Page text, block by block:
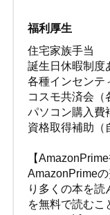
福利厚生
住宅家族手当
誕生日休暇制度
各種インセンテ
コスモ共済会（
パソコン購入費
資格取得補助（
【AmazonPrime
AmazonPrime
り多くの本を
を無料で読むこ